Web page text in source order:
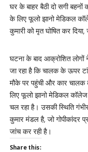
घर के बाहर बैठी दो सगी बहनों
के लिए फूलो झानो मेडिकल
कुमारी को मृत घोषित कर
घटना के बाद आक्रोशित लोगों
जा रहा है कि चालक के ऊपर
मौके पर पहुंची और कार
लिए फूलो झानो मेडिकल
चल रहा है। उसकी स्थिति
कुमार मंडल है, जो गोपीकांदर
जांच कर रही है।
Share this: